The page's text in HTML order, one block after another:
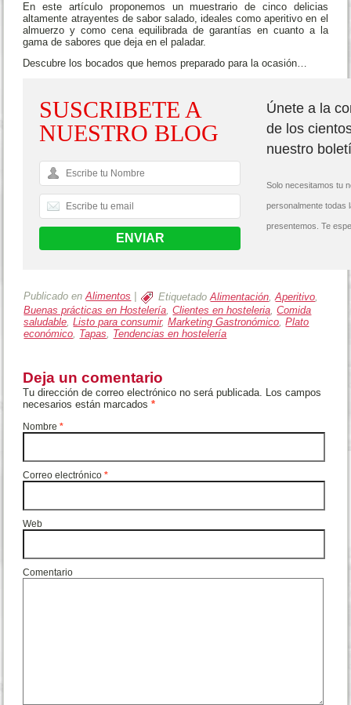
En este artículo proponemos un muestrario de cinco delicias
altamente atrayentes de sabor salado, ideales como aperitivo en el
almuerzo y como cena equilibrada de garantías en cuanto a la
gama de sabores que deja en el paladar.
Descubre los bocados que hemos preparado para la ocasión…
SUSCRIBETE A
NUESTRO BLOG
Únete a la
de los
nuestro
Solo necesitamos tu
personalmente todas
presentemos. Te
Publicado en Alimentos Etiquetado Alimentación ,Aperitivo
Buenas prácticas en Hostelería,Clientes en hosteleria,Comida
saludable,Listo para consumir,Marketing Gastronómico,Plato
económico, Tapas, Tendencias en hostelería
Deja un comentario
Tu dirección de correo electrónico no será publicada. Los campos
necesarios están marcados*
Nombre*
Correo electrónico*
Web
Comentario